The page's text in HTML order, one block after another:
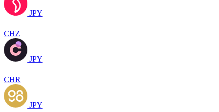
JPY
CHZ
JPY
CHR
JPY